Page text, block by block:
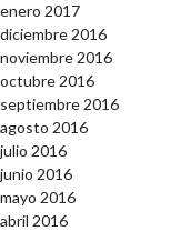
enero 2017
diciembre 2016
noviembre 2016
octubre 2016
septiembre 2016
agosto 2016
julio 2016
junio 2016
mayo 2016
abril 2016